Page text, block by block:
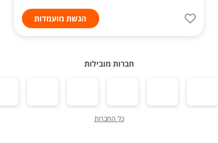
הגשת מועמדות
חברות מובילות
כל החברות